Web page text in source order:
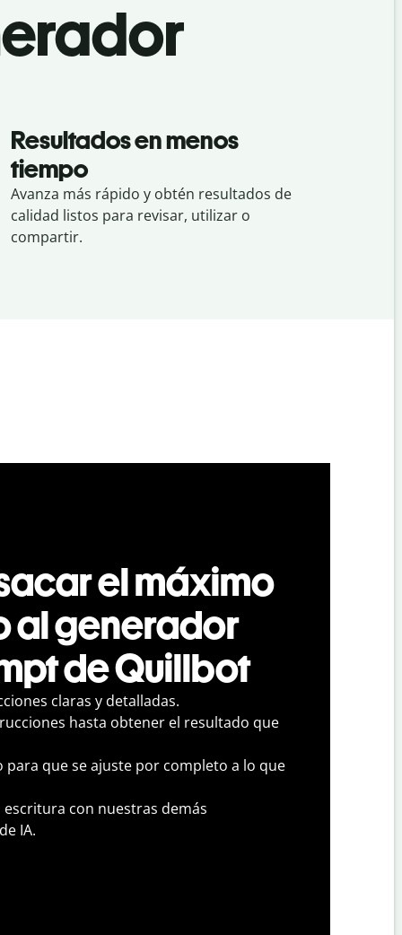
Resultados en menos
tiempo
Avanza más rápido y obtén resultados de
calidad listos para revisar, utilizar o
compartir.
el máximo
al generador
de Quillbot
claras y detalladas.
hasta obtener el resultado que
para que se ajuste por completo a lo que
escritura con nuestras demás
IA.